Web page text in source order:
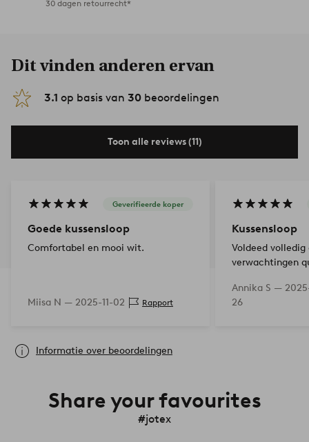
30 dagen retourrecht*
Dit vinden anderen ervan
3.1 op basis van 30 beoordelingen
Toon alle reviews (11)
Geverifieerde koper
Goede kussensloop
Comfortabel en mooi wit.
Miisa N — 2025-11-02 Rapport
Kussensloop
Voldeed
verwachtingen
Annika S —
26
Informatie over beoordelingen
Share your favourites
#jotex